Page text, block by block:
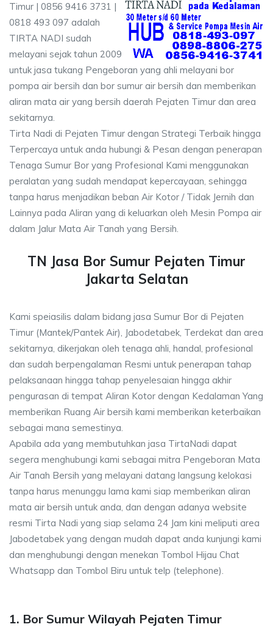
Timur | 0856 9416 3731 |
0818 493 097 adalah
TIRTA NADI sudah
melayani sejak tahun 2009
untuk jasa tukang Pengeboran yang ahli melayani bor
pompa air bersih dan bor sumur air bersih dan memberikan
aliran mata air yang bersih daerah Pejaten Timur dan area
sekitarnya.
Tirta Nadi di Pejaten Timur dengan Strategi Terbaik hingga
Terpercaya untuk anda hubungi & Pesan dengan penerapan
Tenaga Sumur Bor yang Profesional Kami menggunakan
peralatan yang sudah mendapat kepercayaan, sehingga
tanpa harus menjadikan beban Air Kotor / Tidak Jernih dan
Lainnya pada Aliran yang di keluarkan oleh Mesin Pompa air
dalam Jalur Mata Air Tanah yang Bersih.
TN Jasa Bor Sumur Pejaten Timur
Jakarta Selatan
Kami speiasilis dalam bidang jasa Sumur Bor di Pejaten
Timur (Mantek/Pantek Air), Jabodetabek, Terdekat dan area
sekitarnya, dikerjakan oleh tenaga ahli, handal, profesional
dan sudah berpengalaman Resmi untuk penerapan tahap
pelaksanaan hingga tahap penyelesaian hingga akhir
pengurasan di tempat Aliran Kotor dengan Kedalaman Yang
memberikan Ruang Air bersih kami memberikan keterbaikan
sebagai mana semestinya.
Apabila ada yang membutuhkan jasa TirtaNadi dapat
segera menghubungi kami sebagai mitra Pengeboran Mata
Air Tanah Bersih yang melayani datang langsung kelokasi
tanpa harus menunggu lama kami siap memberikan aliran
mata air bersih untuk anda, dan dengan adanya website
resmi Tirta Nadi yang siap selama 24 Jam kini meliputi area
Jabodetabek yang dengan mudah dapat anda kunjungi kami
dan menghubungi dengan menekan Tombol Hijau Chat
Whatsapp dan Tombol Biru untuk telp (telephone).
1. Bor Sumur Wilayah Pejaten Timur